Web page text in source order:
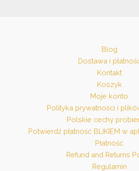
Blog
Dostawa i
Kontakt
Koszyk
Moje konto
Polityka prywatności i
Polskie cechy
Potwierdź płatność BLIKIEM w
Płatność
Refund and Returns
Regulamin